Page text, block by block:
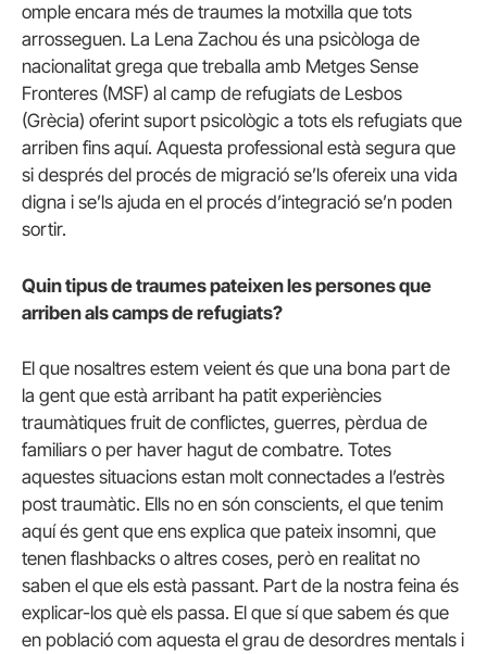
omple encara més de traumes la motxilla que tots
arrosseguen. La Lena Zachou és una psicòloga de
nacionalitat grega que treballa amb Metges Sense
Fronteres (MSF) al camp de refugiats de Lesbos
(Grècia) oferint suport psicològic a tots els refugiats que
arriben fins aquí. Aquesta professional està segura que
si després del procés de migració se’ls ofereix una vida
digna i se’ls ajuda en el procés d’integració se’n poden
sortir.
Quin tipus de traumes pateixen les persones que
arriben als camps de refugiats?
El que nosaltres estem veient és que una bona part de
la gent que està arribant ha patit experiències
traumàtiques fruit de conflictes, guerres, pèrdua de
familiars o per haver hagut de combatre. Totes
aquestes situacions estan molt connectades a l’estrès
post traumàtic. Ells no en són conscients, el que tenim
aquí és gent que ens explica que pateix insomni, que
tenen flashbacks o altres coses, però en realitat no
saben el que els està passant. Part de la nostra feina és
explicar-los què els passa. El que sí que sabem és que
en població com aquesta el grau de desordres mentals i